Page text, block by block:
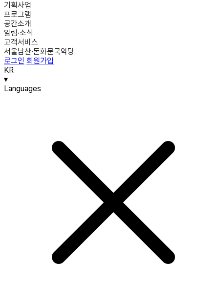
기획사업
프로그램
공간소개
알림·소식
고객서비스
서울남산·돈화문국악당
로그인 회원가입
KR
▾
Languages